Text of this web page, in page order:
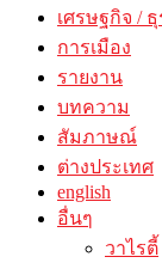
เศรษฐกิจ /
การเมือง
รายงาน
บทความ
สัมภาษณ์
ต่างประเทศ
english
อื่นๆ
วาไรตี้